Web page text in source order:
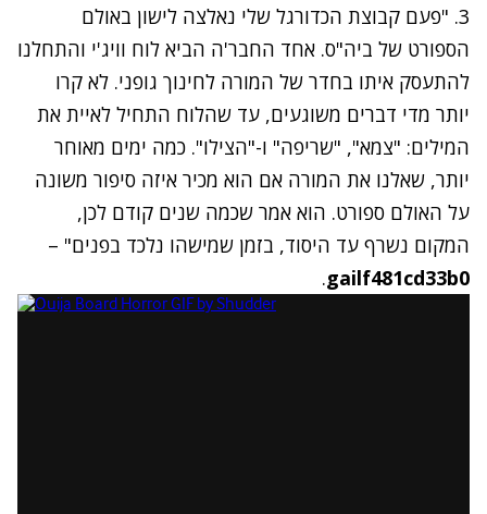
3. "פעם קבוצת הכדורגל שלי נאלצה לישון באולם
הספורט של ביה"ס. אחד החבר'ה הביא לוח וויג'י והתחלנו
להתעסק איתו בחדר של המורה לחינוך גופני. לא קרו
יותר מדי דברים משוגעים, עד שהלוח התחיל לאיית את
המילים: "צמא", "שריפה" ו-"הצילו". כמה ימים מאוחר
יותר, שאלנו את המורה אם הוא מכיר איזה סיפור משונה
על האולם ספורט. הוא אמר שכמה שנים קודם לכן,
המקום נשרף עד היסוד, בזמן שמישהו נלכד בפנים" –
gailf481cd33b0
.